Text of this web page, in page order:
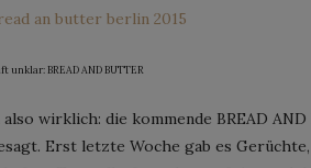
unklar: BREAD AND BUTTER
also wirklich: die kommende BREAD
Erst letzte Woche gab es